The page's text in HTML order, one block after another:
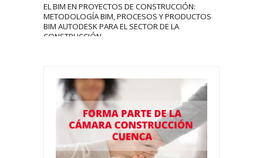
EL BIM EN PROYECTOS DE CONSTRUCCIÓN:
METODOLOGÍA BIM, PROCESOS Y PRODUCTOS
BIM AUTODESK PARA EL SECTOR DE LA
CONSTRUCCIÓN.